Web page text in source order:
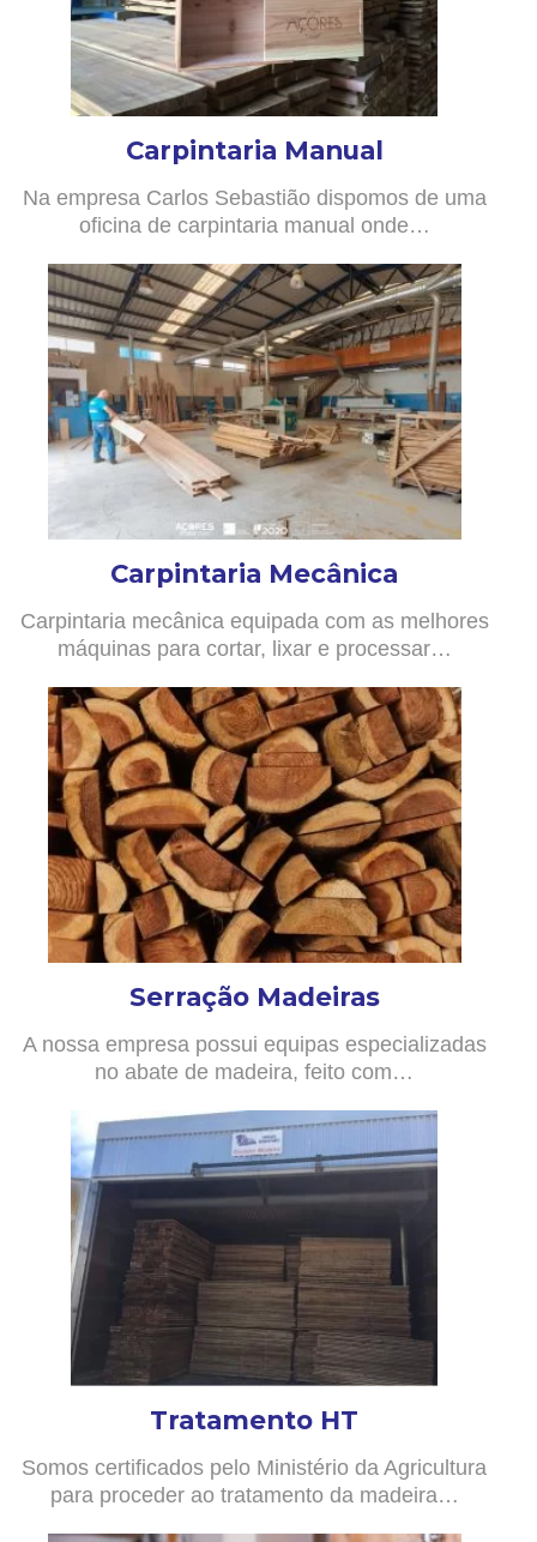
Carpintaria Manual
Na empresa Carlos Sebastião dispomos de uma
oficina de carpintaria manual onde…
Carpintaria Mecânica
Carpintaria mecânica equipada com as melhores
máquinas para cortar, lixar e processar…
Serração Madeiras
A nossa empresa possui equipas especializadas
no abate de madeira, feito com…
Tratamento HT
Somos certificados pelo Ministério da Agricultura
para proceder ao tratamento da madeira…